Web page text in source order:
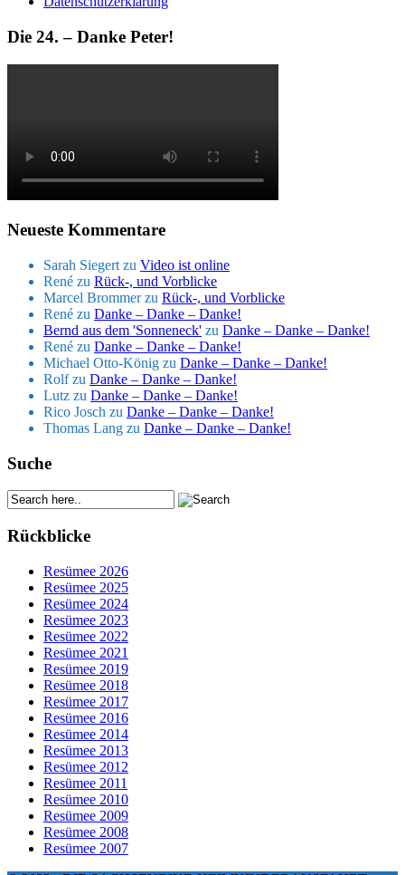
Die 24. – Danke Peter!
Neueste Kommentare
Sarah Siegert zu Video ist online
René zu Rück-, und Vorblicke
Marcel Brommerzu Rück-, und Vorblicke
René zu Danke – Danke – Danke!
Bernd aus dem 'Sonneneck' zu Danke – Danke – Danke!
René zu Danke – Danke – Danke!
Michael Otto-König zu Danke – Danke – Danke!
Rolfzu Danke – Danke – Danke!
Lutz zu Danke – Danke – Danke!
Rico Josch zu Danke – Danke – Danke!
Thomas Lang zu Danke – Danke – Danke!
Suche
Rückblicke
Resümee 2026
Resümee 2025
Resümee 2024
Resümee 2023
Resümee 2022
Resümee 2021
Resümee 2019
Resümee 2018
Resümee 2017
Resümee 2016
Resümee 2014
Resümee 2013
Resümee 2012
Resümee 2011
Resümee 2010
Resümee 2009
Resümee 2008
Resümee 2007